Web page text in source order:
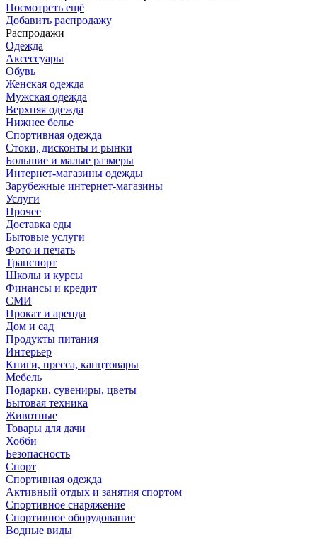
Посмотреть ещё
Добавить распродажу
Распродажи
Одежда
Аксессуары
Обувь
Женская одежда
Мужская одежда
Верхняя одежда
Нижнее белье
Спортивная одежда
Стоки, дисконты и рынки
Большие и малые размеры
Интернет-магазины одежды
Зарубежные интернет-магазины
Услуги
Прочее
Доставка еды
Бытовые услуги
Фото и печать
Транспорт
Школы и курсы
Финансы и кредит
СМИ
Прокат и аренда
Дом и сад
Продукты питания
Интерьер
Книги, пресса, канцтовары
Мебель
Подарки, сувениры, цветы
Бытовая техника
Животные
Товары для дачи
Хобби
Безопасность
Спорт
Спортивная одежда
Активный отдых и занятия спортом
Спортивное снаряжение
Спортивное оборудование
Водные виды